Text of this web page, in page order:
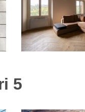
5